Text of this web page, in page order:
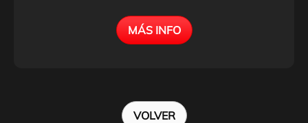
MÁS INFO
VOLVER